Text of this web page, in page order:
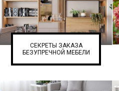
СЕКРЕТЫ ЗАКАЗА
БЕЗУПРЕЧНОЙ МЕБЕЛИ